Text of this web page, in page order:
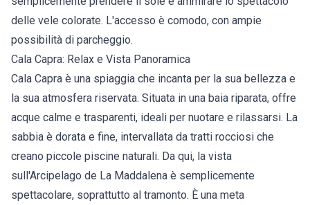
delle vele colorate. L'accesso è comodo, con ampie
possibilità di parcheggio.
Cala Capra: Relax e Vista Panoramica
Cala Capra è una spiaggia che incanta per la sua bellezza e
la sua atmosfera riservata. Situata in una baia riparata, offre
acque calme e trasparenti, ideali per nuotare e rilassarsi. La
sabbia è dorata e fine, intervallata da tratti rocciosi che
creano piccole piscine naturali. Da qui, la vista
sull'Arcipelago de La Maddalena è semplicemente
spettacolare, soprattutto al tramonto. È una meta